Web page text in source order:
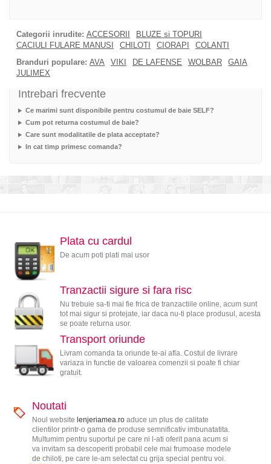
Categorii inrudite: ACCESORII
BLUZE si TOPURI
CACIULI FULARE MANUSI
CHILOTI CIORAPI
COLANTI
Branduri populare: AVA VIKI DE LAFENSE WOLBAR
GAIA
JULIMEX
Intrebari frecvente
Ce marimi sunt disponibile pentru costumul de baie SELF?
Cum pot returna costumul de baie?
Care sunt modalitatile de plata acceptate?
In cat timp primesc comanda?
Plata cu cardul
De acum poti plati mai usor
Tranzactii sigure si fara risc
Nu trebuie sa-ti mai fie frica de tranzactiile online, acum sunt
tot mai sigur si protejate, iar daca nu-ti place produsul, acesta
se poate returna usor.
Transport oriunde
Livram comanda ta oriunde te-ai afla. Costul de livrare
variaza in functie de valoarea comenzii si poate fi chiar
gratuit.
Noutati
Noul website lenjeriamea.roaduce un plus de calitate
clientilor printr-o gama de produse semnificativ imbunatatita.
Multumim pentru suportul pe care ni l-ati oferit pana acum si
va invitam sa descoperiti probabil cele mai frumoase modele
de chiloti, pe care le-am selectat cu grija special pentru voi.